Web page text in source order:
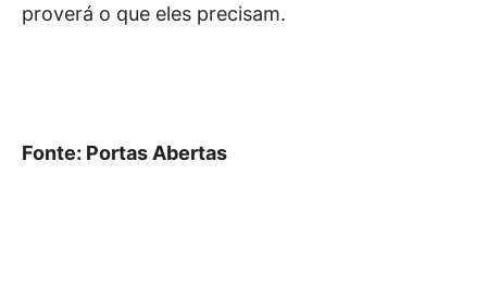
proverá o que eles precisam.
Fonte: Portas Abertas